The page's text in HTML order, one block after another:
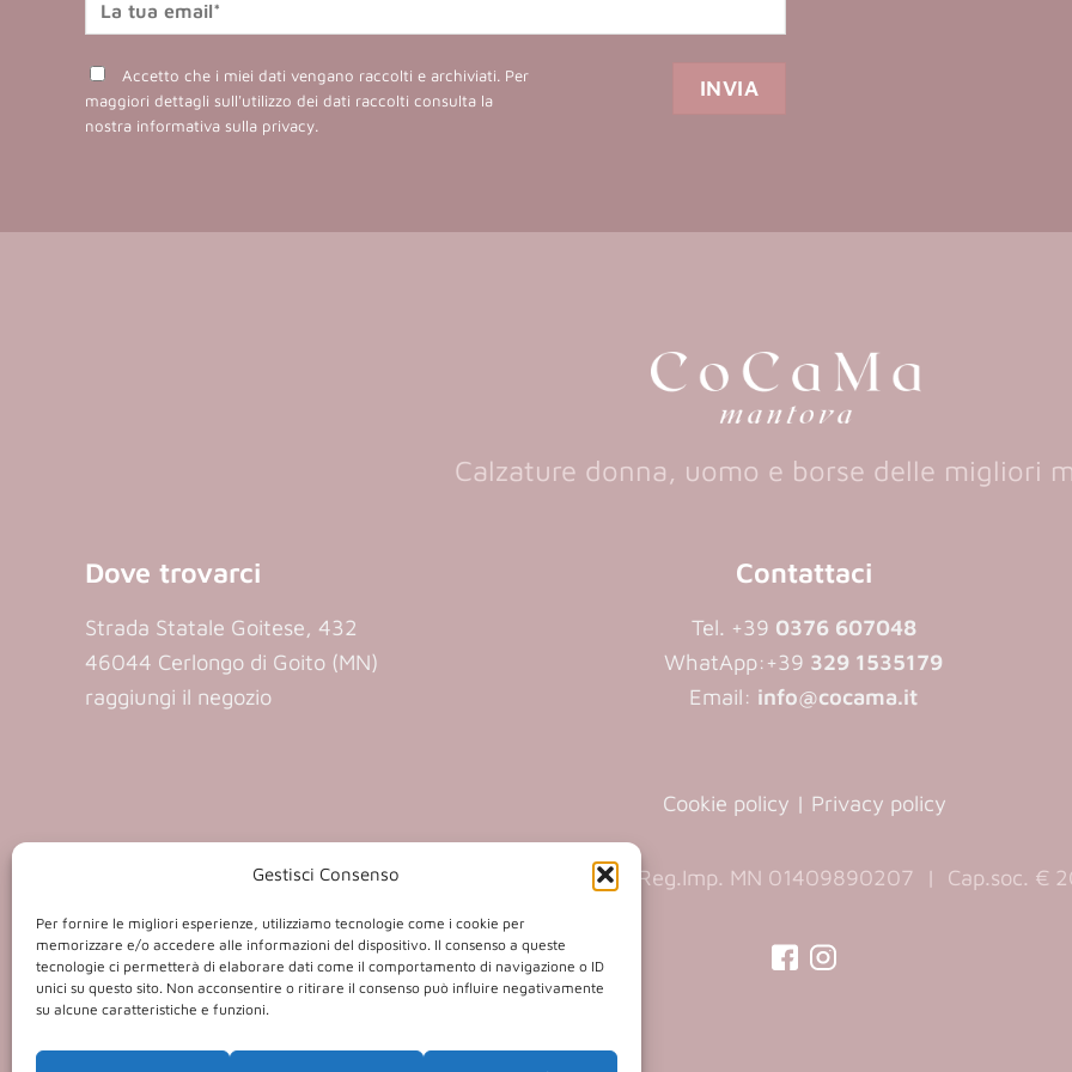
Gestisci Consenso
Per fornire le migliori esperienze, utilizziamo tecnologie come i cookie per
memorizzare e/o accedere alle informazioni del dispositivo. Il consenso a queste
tecnologie ci permetterà di elaborare dati come il comportamento di navigazione o ID
unici su questo sito. Non acconsentire o ritirare il consenso può influire negativamente
su alcune caratteristiche e funzioni.
Accetto che i miei dati vengano raccolti e archiviati. Per
maggiori dettagli sull'utilizzo dei dati raccolti consulta la
nostra informativa sulla privacy.
Calzature donna, uomo e borse delle migliori
Dove trovarci
Strada Statale Goitese, 432
46044 Cerlongo di Goito (MN)
raggiungi il negozio
Contattaci
Tel. +39 0376 607048
WhatApp:+39 329 1535179
Email: info@cocama.it
Cookie policy | Privacy policy
P.iva 01409890207 | Reg.Imp. MN 01409890207 | Cap.soc. €